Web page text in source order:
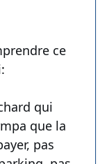
ce
qui
que la
pas